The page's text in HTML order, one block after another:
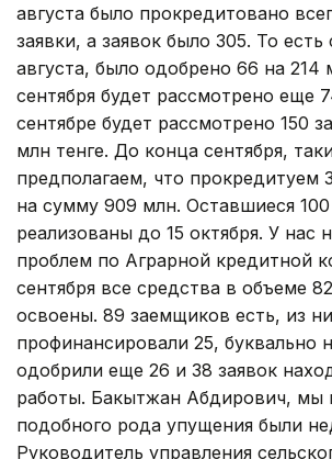
августа было прокредитовано
заявки, а заявок было 305. То есть
августа, было одобрено 66 на 214
сентября будет рассмотрено еще
сентябре будет рассмотрено 150
млн тенге. До конца сентября,
предполагаем, что прокредитуем
на сумму 909 млн. Оставшиеся 100
реализованы до 15 октября. У нас
проблем по Аграрной кредитной
сентября все средства в объеме
освоены. 89 заемщиков есть, из
профинансировали 25, буквально
одобрили еще 26 и 38 заявок
работы. Бакытжан Абдирович, мы
подобного рода упущения были
Руководитель управления